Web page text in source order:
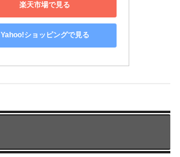
楽天市場で見る
Yahoo!ショッピングで見る